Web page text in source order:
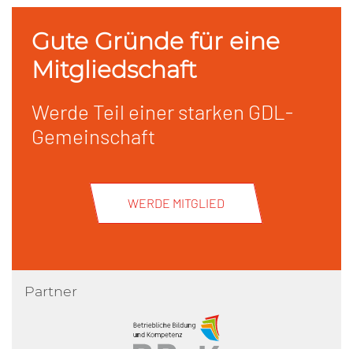
Gute Gründe für eine
Mitgliedschaft
Werde Teil einer starken GDL-
Gemeinschaft
WERDE MITGLIED
Partner